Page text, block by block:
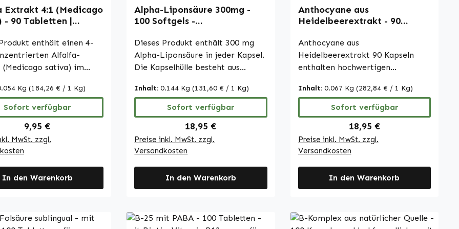
4:1 (Medicago
- 90 Tabletten |
enthält einen 4-
Alfalfa-
sativa) im
Cellulose als
versehen. Sie bieten eine
und konzentrierte
Alfalfa-Extrakt, die sich
lässt und bequem
integriert werden
Vitalstoffe -
Apothekenqualität -
• 100 % Vegan
aus
Herstellung •
Kg (184,26 € / 1 Kg)
Sofort verfügbar
Regulärer Preis:
9,95 €
MwSt. zzgl.
In den Warenkorb
Alpha-Liponsäure 300mg -
100 Softgels -
Warnke Vitalstoffe
Dieses Produkt enthält 300 mg
Alpha-Liponsäure in jeder Kapsel.
Die Kapselhülle besteht aus
Eisenoxid gefärbt. Zur Herstellung
der Kapseln werden Sojabohnenöl
(raffiniert und hydriert), Glycerin
als Feuchthaltemittel und
Sojalecithin als Emulgator
verwendet. Die Kapseln bieten
eine einfache Möglichkeit, Alpha-
Liponsäure zu dosieren und in den
Alltag zu integrieren. Warnke
Apothekenqualität - Made in
Germany • Hochwertige
Inhalt:0.144 Kg(131,60 € / 1 Kg)
Sofort verfügbar
Regulärer Preis:
18,95 €
Preise inkl. MwSt. zzgl.
Versandkosten
In den Warenkorb
Anthocyane aus
Heidelbeerextrakt - 90
Vitalstoffe
Anthocyane aus
Heidelbeerextrakt 90 Kapseln
enthalten hochwertigen
Anthocyane liefert. Dieser wird
durch Füllstoff mikrokristalline
Cellulose, L-Leucin und
Calciumsalze der
Orthophosphorsäure ergänzt. Die
Kapselhülle besteht aus
Hydroxypropylmethylcellulose.
Mit 90 Kapseln pro Packung
bietet dieses Produkt eine
aus Heidelbeeren in die tägliche
Ernährung zu integrieren. Die
Inhalt: 0.067 Kg (282,84 € / 1 Kg)
Sofort verfügbar
Regulärer Preis:
18,95 €
Preise inkl. MwSt. zzgl.
Versandkosten
In den Warenkorb